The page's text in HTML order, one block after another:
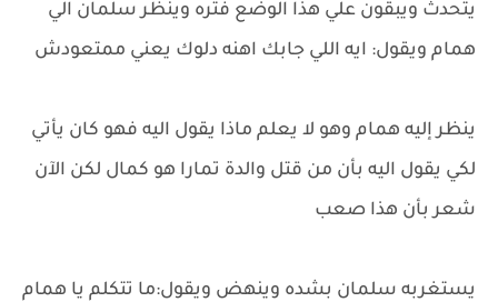
يتحدث ويبقون علي هذا الوضع فتره وينظر سلمان الي
همام ويقول: ايه اللي جابك اهنه دلوك يعني ممتعودش
ينظر إليه همام وهو لا يعلم ماذا يقول اليه فهو كان يأتي
لكي يقول اليه بأن من قتل والدة تمارا هو كمال لكن الآن
شعر بأن هذا صعب
يستغربه سلمان بشده وينهض ويقول:ما تتكلم يا همام